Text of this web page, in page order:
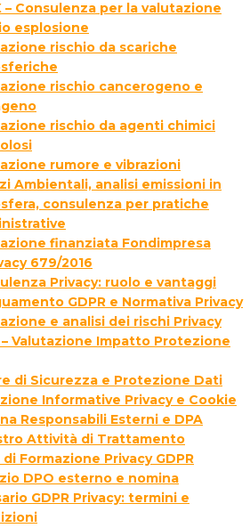
– Consulenza per la valutazione
esplosione
rischio da scariche
rischio cancerogeno e
rischio da agenti chimici
rumore e vibrazioni
Ambientali, analisi emissioni in
consulenza per pratiche
finanziata Fondimpresa
679/2016
Privacy: ruolo e vantaggi
GDPR e Normativa Privacy
e analisi dei rischi Privacy
– Valutazione Impatto Protezione
di Sicurezza e Protezione Dati
Informative Privacy e Cookie
Responsabili Esterni e DPA
Attività di Trattamento
di Formazione Privacy GDPR
DPO esterno e nomina
GDPR Privacy: termini e